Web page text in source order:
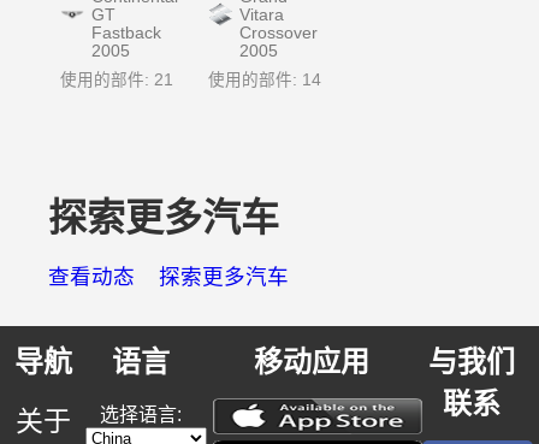
GT
Fastback
2005
使用的部件: 21
Vitara
Crossover
2005
使用的部件: 14
探索更多汽车
查看动态 探索更多汽车
导航
关于
语言
选择语言:
移动应用
与我们
联系